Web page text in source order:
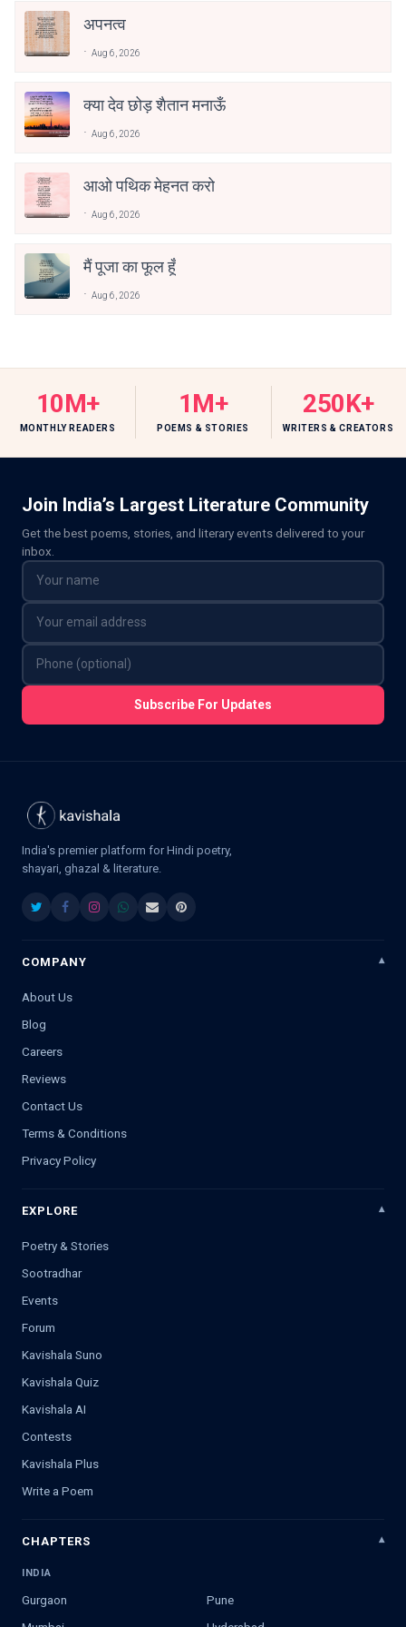
अपनत्व
Aug 6, 2026
क्या देव छोड़ शैतान मनाऊँ
Aug 6, 2026
आओ पथिक मेहनत करो
Aug 6, 2026
मैं पूजा का फूल हूँ
Aug 6, 2026
10M+
MONTHLY READERS
1M+
POEMS & STORIES
250K+
WRITERS & CREATORS
Join India’s Largest Literature Community
Get the best poems, stories, and literary events delivered to your
inbox.
Subscribe For Updates
India's premier platform for Hindi poetry,
shayari, ghazal & literature.
COMPANY
About Us
Blog
Careers
Reviews
Contact Us
Terms & Conditions
Privacy Policy
EXPLORE
Poetry & Stories
Sootradhar
Events
Forum
Kavishala Suno
Kavishala Quiz
Kavishala AI
Contests
Kavishala Plus
Write a Poem
CHAPTERS
INDIA
Gurgaon
Pune